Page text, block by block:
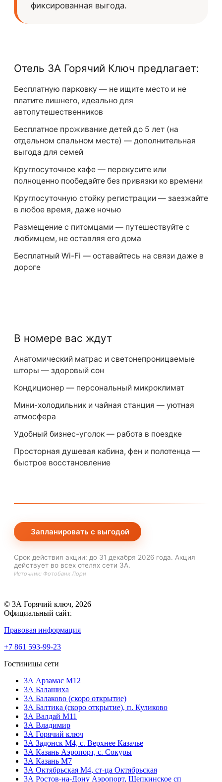
фиксированная выгода.
Отель 3А Горячий Ключ предлагает:
Бесплатную парковку — не ищите место и не
платите лишнего, идеально для
автопутешественников
Бесплатное проживание детей до 5 лет (на
отдельном спальном месте) — дополнительная
выгода для семей
Круглосуточное кафе — перекусите или
полноценно пообедайте без привязки ко времени
Круглосуточную стойку регистрации — заезжайте
в любое время, даже ночью
Размещение с питомцами — путешествуйте с
любимцем, не оставляя его дома
Бесплатный Wi-Fi — оставайтесь на связи даже в
дороге
В номере вас ждут
Анатомический матрас и светонепроницаемые
шторы — здоровый сон
Кондиционер — персональный микроклимат
Мини-холодильник и чайная станция — уютная
атмосфера
Удобный бизнес-уголок — работа в поездке
Просторная душевая кабина, фен и полотенца —
быстрое восстановление
Запланировать с выгодой
Срок действия акции: до 31 декабря 2026 года. Акция
действует во всех отелях сети 3А.
Источник: Фотобанк Лори
© 3А Горячий ключ, 2026
Официальный сайт.
Правовая информация
+7 861 593-99-23
Гостиницы сети
3А Арзамас М12
3А Балашиха
3А Балаково (скоро открытие)
ЗА Балтика (скоро открытие), п. Куликово
ЗА Валдай M11
ЗА Владимир
3А Горячий ключ
3А Задонск М4, с. Верхнее Казачье
3А Казань Аэропорт, с. Сокуры
3А Казань М7
3А Октябрьская М4, ст-ца Октябрьская
3А Ростов-на-Дону Аэропорт, Щепкинское сп